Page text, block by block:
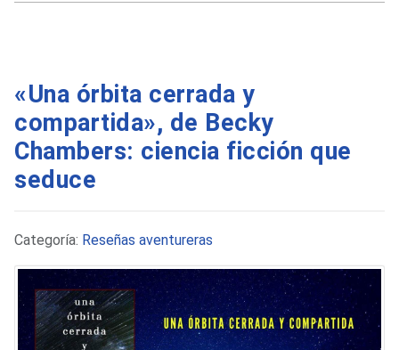
«Una órbita cerrada y
compartida», de Becky
Chambers: ciencia ficción que
seduce
Detalles
Categoría: Reseñas aventureras